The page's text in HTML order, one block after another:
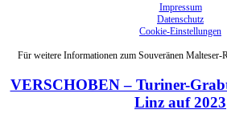
Impressum
Datenschutz
Cookie-Einstellungen
Für weitere Informationen zum Souveränen Malteser-
VERSCHOBEN – Turiner-
Linz auf 2023